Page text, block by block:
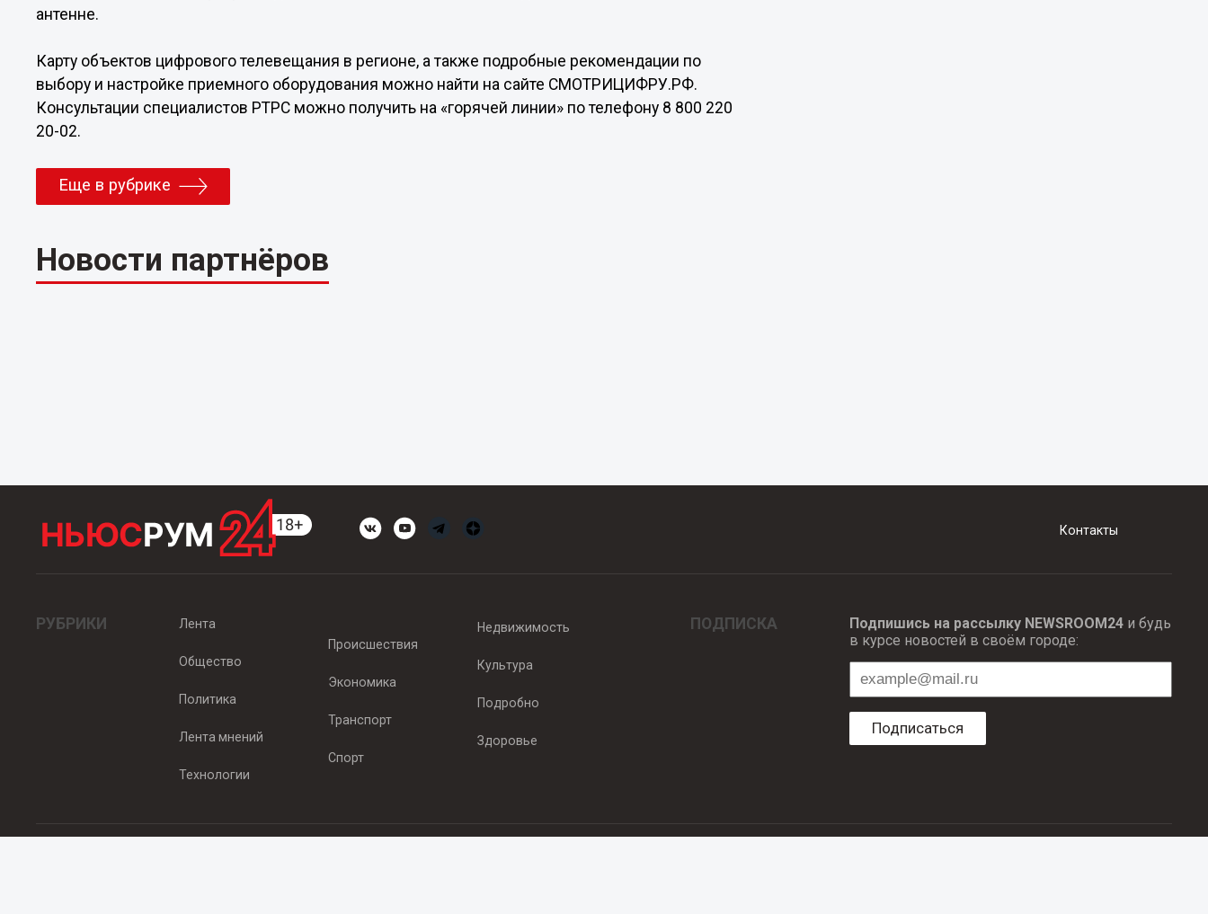
антенне.
Карту объектов цифрового телевещания в регионе, а также подробные рекомендации по
выбору и настройке приемного оборудования можно найти на сайте СМОТРИЦИФРУ.РФ.
Консультации специалистов РТРС можно получить на «горячей линии» по телефону 8 800 220
20-02.
Еще в рубрике
Новости партнёров
Контакты
РУБРИКИ Лента
Общество
Политика
Лента мнений
Технологии
Происшествия
Экономика
Транспорт
Спорт
Недвижимость
Культура
Подробно
Здоровье
ПОДПИСКА Подпишись на рассылку NEWSROOM24и будь
в курсе новостей в своём городе:
Подписаться